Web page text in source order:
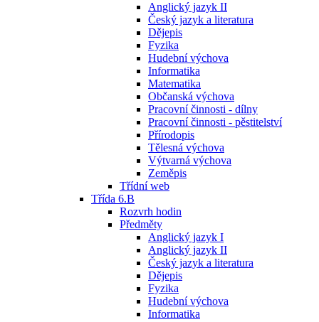
Anglický jazyk II
Český jazyk a literatura
Dějepis
Fyzika
Hudební výchova
Informatika
Matematika
Občanská výchova
Pracovní činnosti - dílny
Pracovní činnosti - pěstitelství
Přírodopis
Tělesná výchova
Výtvarná výchova
Zeměpis
Třídní web
Třída 6.B
Rozvrh hodin
Předměty
Anglický jazyk I
Anglický jazyk II
Český jazyk a literatura
Dějepis
Fyzika
Hudební výchova
Informatika